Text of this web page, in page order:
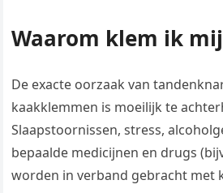
Waarom klem ik
De exacte oorzaak van
kaakklemmen is moeilijk te
Slaapstoornissen, stress,
bepaalde medicijnen en drugs
worden in verband gebracht met